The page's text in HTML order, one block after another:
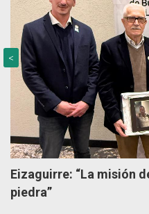
Eizaguirre: “La misión
piedra”
<